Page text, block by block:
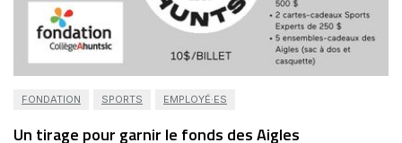
FONDATION SPORTS EMPLOYÉ·ES
Un tirage pour garnir le fonds des Aigles